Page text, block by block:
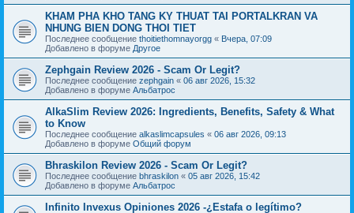
KHAM PHA KHO TANG KY THUAT TAI PORTALKRAN VA
NHUNG BIEN DONG THOI TIET
Последнее сообщение thoitiethomnayorgg « Вчера, 07:09
Добавлено в форуме Другое
Zephgain Review 2026 - Scam Or Legit?
Последнее сообщение zephgain « 06 авг 2026, 15:32
Добавлено в форуме Альбатрос
AlkaSlim Review 2026: Ingredients, Benefits, Safety & What
to Know
Последнее сообщение alkaslimcapsules « 06 авг 2026, 09:13
Добавлено в форуме Общий форум
Bhraskilon Review 2026 - Scam Or Legit?
Последнее сообщение bhraskilon « 05 авг 2026, 15:42
Добавлено в форуме Альбатрос
Infinito Invexus Opiniones 2026 -¿Estafa o legítimo?